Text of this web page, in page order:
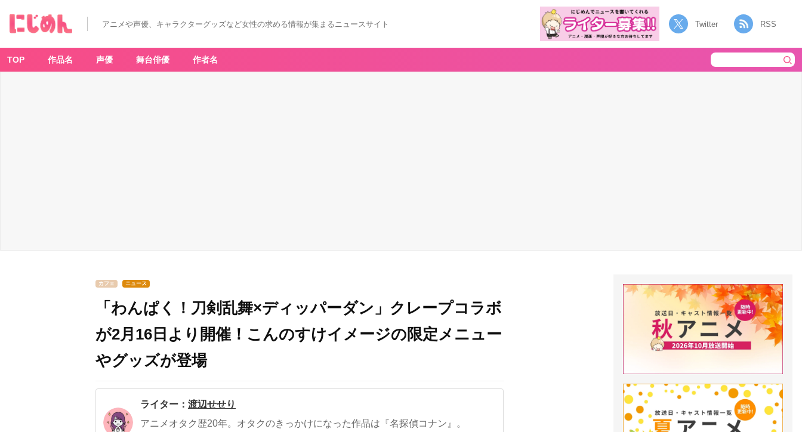
アニメや声優、キャラクターグッズなど女性の求める情報が集まるニュースサイト Twitter RSS
TOP 作品名 声優 舞台俳優 作者名
カフェ ニュース
「わんぱく！刀剣乱舞×ディッパーダン」クレープコラボ
が2月16日より開催！こんのすけイメージの限定メニュー
やグッズが登場
ライター： 渡辺せせり
アニメオタク歴20年。オタクのきっかけになった作品は『名探偵コナン』。